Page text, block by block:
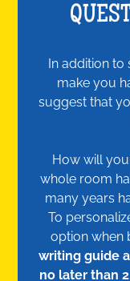
In addition
make you
suggest that
How will
whole room
many years
To
option when
writing guide
no later than